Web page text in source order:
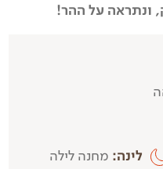
ונתראה על ההר!
לינה: מחנה לילה